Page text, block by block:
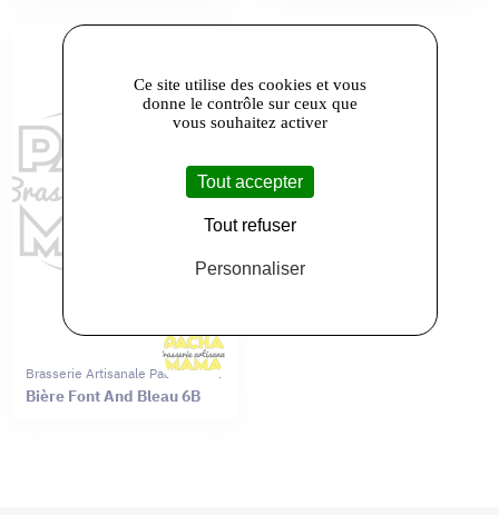
Brasserie Artisanale Pachamama
Bière Font And Bleau 6B
Ce site utilise des cookies et vous
donne le contrôle sur ceux que
vous souhaitez activer
Tout accepter
Tout refuser
Personnaliser